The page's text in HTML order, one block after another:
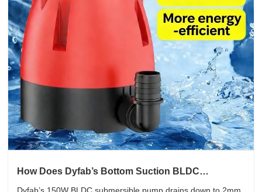
How Does Dyfab’s Bottom Suction BLDC